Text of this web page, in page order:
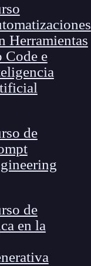
Herramientas
Code e
de
de
en la